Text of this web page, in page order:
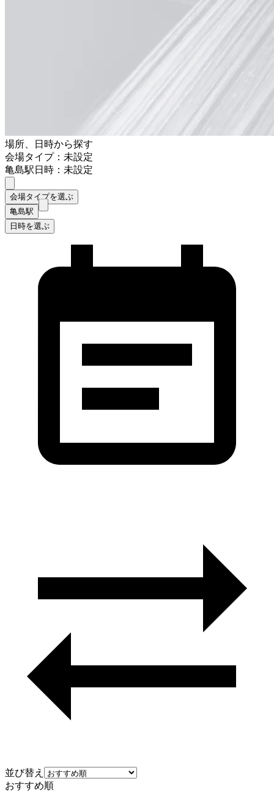
場所、日時から探す
会場タイプ：未設定
亀島駅日時：未設定
会場タイプを選ぶ
亀島駅
日時を選ぶ
並び替え
おすすめ順